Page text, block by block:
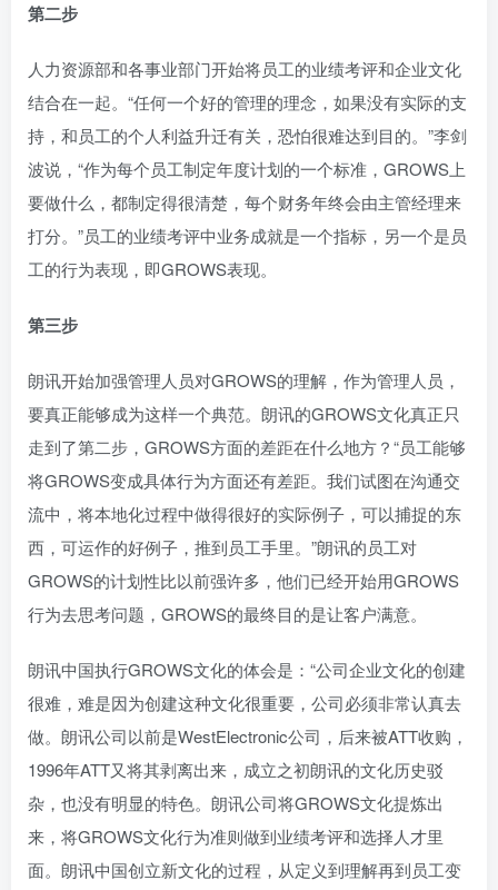
第二步
人力资源部和各事业部门开始将员工的业绩考评和企业文化
结合在一起。“任何一个好的管理的理念，如果没有实际的支
持，和员工的个人利益升迁有关，恐怕很难达到目的。”李剑
波说，“作为每个员工制定年度计划的一个标准，GROWS上
要做什么，都制定得很清楚，每个财务年终会由主管经理来
打分。”员工的业绩考评中业务成就是一个指标，另一个是员
工的行为表现，即GROWS表现。
第三步
朗讯开始加强管理人员对GROWS的理解，作为管理人员，
要真正能够成为这样一个典范。朗讯的GROWS文化真正只
走到了第二步，GROWS方面的差距在什么地方？“员工能够
将GROWS变成具体行为方面还有差距。我们试图在沟通交
流中，将本地化过程中做得很好的实际例子，可以捕捉的东
西，可运作的好例子，推到员工手里。”朗讯的员工对
GROWS的计划性比以前强许多，他们已经开始用GROWS
行为去思考问题，GROWS的最终目的是让客户满意。
朗讯中国执行GROWS文化的体会是：“公司企业文化的创建
很难，难是因为创建这种文化很重要，公司必须非常认真去
做。朗讯公司以前是WestElectronic公司，后来被ATT收购，
1996年ATT又将其剥离出来，成立之初朗讯的文化历史驳
杂，也没有明显的特色。朗讯公司将GROWS文化提炼出
来，将GROWS文化行为准则做到业绩考评和选择人才里
面。朗讯中国创立新文化的过程，从定义到理解再到员工变